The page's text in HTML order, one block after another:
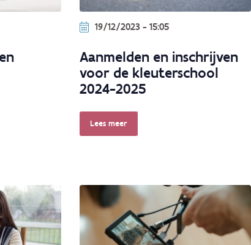
19/12/2023 - 15:05
Aanmelden en inschrijven
voor de kleuterschool
2024-2025
Lees meer